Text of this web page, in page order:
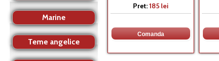
Pret:185 lei
Marine
Teme angelice